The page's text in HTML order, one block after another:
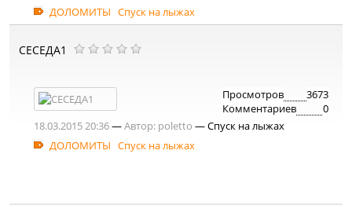
ДОЛОМИТЫ Спуск на лыжах
СЕСЕДА1
Просмотров
3673
Комментариев
0
18.03.2015 20:36—Автор: poletto — Спуск на лыжах
ДОЛОМИТЫ Спуск на лыжах